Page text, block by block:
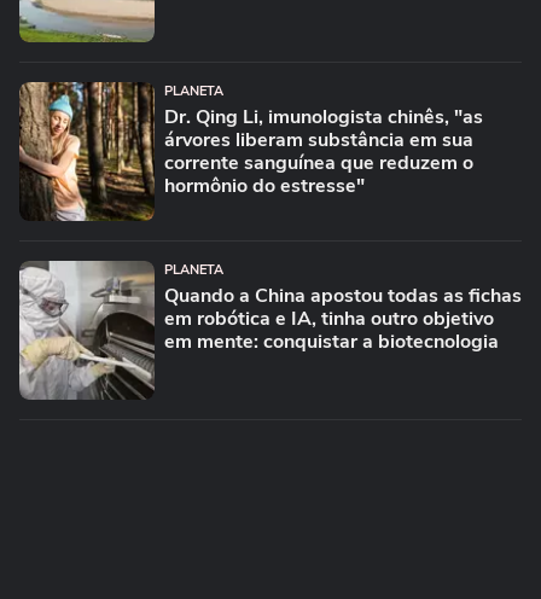
PLANETA
Dr. Qing Li, imunologista chinês, "as
árvores liberam substância em sua
corrente sanguínea que reduzem o
hormônio do estresse"
PLANETA
Quando a China apostou todas as fichas
em robótica e IA, tinha outro objetivo
em mente: conquistar a biotecnologia